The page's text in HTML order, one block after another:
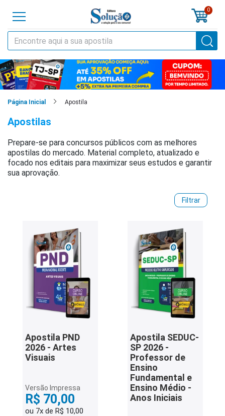
0
Página Inicial Apostila
Apostilas
Prepare-se para concursos públicos com as melhores
apostilas do mercado. Material completo, atualizado e
focado nos editais para maximizar seus estudos e garantir
sua aprovação.
Filtrar
Apostila PND
2026 - Artes
Visuais
Versão Impressa
R$ 70,00
ou 7x de R$ 10,00
Apostila SEDUC-
SP 2026 -
Professor de
Ensino
Fundamental e
Ensino Médio -
Anos Iniciais